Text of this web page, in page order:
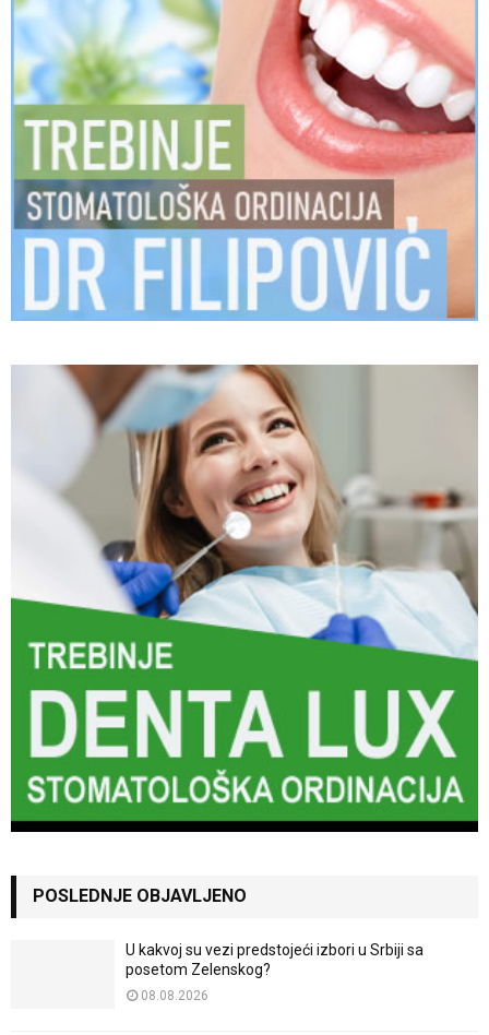
POSLEDNJE OBJAVLJENO
U kakvoj su vezi predstojeći izbori u Srbiji sa
posetom Zelenskog?
08.08.2026